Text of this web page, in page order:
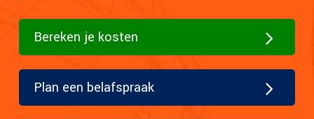
Bereken je kosten
Plan een belafspraak